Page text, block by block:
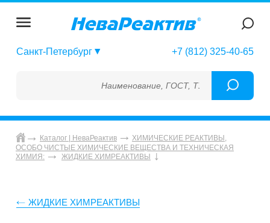
Санкт-Петербург +7 (812) 325-40-65
Наименование, ГОСТ, ТУ, ГСО, МСО, ОСО,
Каталог | НеваРеактив
ХИМИЧЕСКИЕ РЕАКТИВЫ,
ОСОБО ЧИСТЫЕ ХИМИЧЕСКИЕ ВЕЩЕСТВА И ТЕХНИЧЕСКАЯ
ХИМИЯ:
ЖИДКИЕ ХИМРЕАКТИВЫ
ЖИДКИЕ ХИМРЕАКТИВЫ